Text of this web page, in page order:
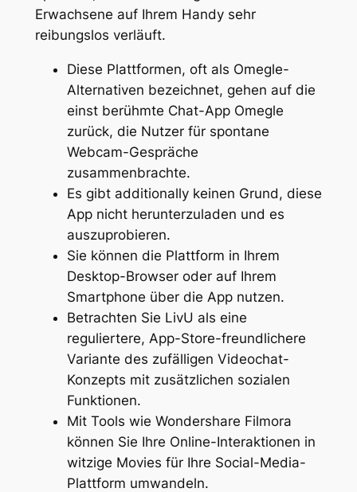
Erwachsene auf Ihrem Handy sehr
reibungslos verläuft.
Diese Plattformen, oft als Omegle-
Alternativen bezeichnet, gehen auf die
einst berühmte Chat-App Omegle
zurück, die Nutzer für spontane
Webcam-Gespräche
zusammenbrachte.
Es gibt additionally keinen Grund, diese
App nicht herunterzuladen und es
auszuprobieren.
Sie können die Plattform in Ihrem
Desktop-Browser oder auf Ihrem
Smartphone über die App nutzen.
Betrachten Sie LivU als eine
reguliertere, App-Store-freundlichere
Variante des zufälligen Videochat-
Konzepts mit zusätzlichen sozialen
Funktionen.
Mit Tools wie Wondershare Filmora
können Sie Ihre Online-Interaktionen in
witzige Movies für Ihre Social-Media-
Plattform umwandeln.